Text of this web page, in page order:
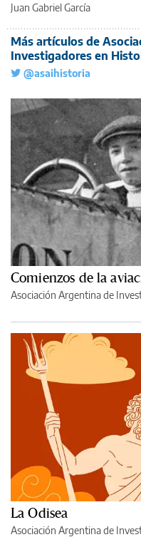
Juan Gabriel García
Más artículos de
Investigadores en
@asaihistoria
Comienzos de la
Asociación Argentina de
La Odisea
Asociación Argentina de